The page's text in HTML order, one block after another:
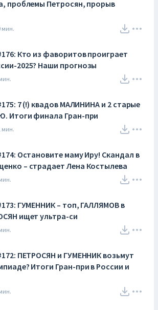
проблемы Петросян, прорыв
мин.
Кто из фаворитов проиграет
2025? Наши прогнозы
7 (!) квадов МАЛИНИНА и 2 старые
Итоги финала Гран-при
мин.
Остановите маму Иру! Скандал в
– страдает Лена Костылева
– топ, ГАЛЛЯМОВ в
ищет ультра-си
ПЕТРОСЯН и ГУМЕННИК возьмут
Итоги Гран-при в России и